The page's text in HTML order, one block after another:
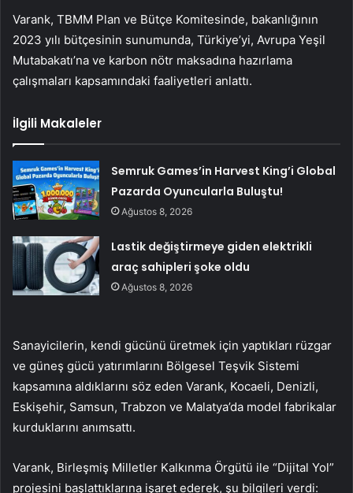
Varank, TBMM Plan ve Bütçe Komitesinde, bakanlığının
2023 yılı bütçesinin sunumunda, Türkiye’yi, Avrupa Yeşil
Mutabakatı’na ve karbon nötr maksadına hazırlama
çalışmaları kapsamındaki faaliyetleri anlattı.
İlgili Makaleler
Semruk Games’in Harvest King’i Global
Pazarda Oyuncularla Buluştu!
Ağustos 8, 2026
Lastik değiştirmeye giden elektrikli
araç sahipleri şoke oldu
Ağustos 8, 2026
Sanayicilerin, kendi gücünü üretmek için yaptıkları rüzgar
ve güneş gücü yatırımlarını Bölgesel Teşvik Sistemi
kapsamına aldıklarını söz eden Varank, Kocaeli, Denizli,
Eskişehir, Samsun, Trabzon ve Malatya’da model fabrikalar
kurduklarını anımsattı.
Varank, Birleşmiş Milletler Kalkınma Örgütü ile “Dijital Yol”
projesini başlattıklarına işaret ederek, şu bilgileri verdi: